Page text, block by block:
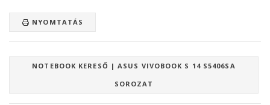
NYOMTATÁS
NOTEBOOK KERESŐ | ASUS VIVOBOOK S 14 S5406SA
SOROZAT